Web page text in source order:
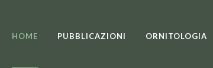
HOME PUBBLICAZIONI ORNITOLOGIA